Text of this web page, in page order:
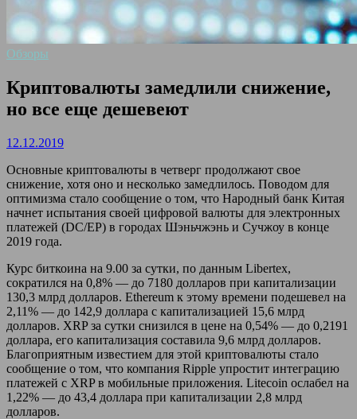
Обзоры
Криптовалюты замедлили снижение,
но все еще дешевеют
12.12.2019
Основные криптовалюты в четверг продолжают свое
снижение, хотя оно и несколько замедлилось. Поводом для
оптимизма стало сообщение о том, что Народный банк Китая
начнет испытания своей цифровой валюты для электронных
платежей (DC/EP) в городах Шэньчжэнь и Сучжоу в конце
2019 года.
Курс биткоина на 9.00 за сутки, по данным Libertex,
сократился на 0,8% — до 7180 долларов при капитализации
130,3 млрд долларов. Ethereum к этому времени подешевел на
2,11% — до 142,9 доллара с капитализацией 15,6 млрд
долларов. XRP за сутки снизился в цене на 0,54% — до 0,2191
доллара, его капитализация составила 9,6 млрд долларов.
Благоприятным известием для этой криптовалюты стало
сообщение о том, что компания Ripple упростит интеграцию
платежей с XRP в мобильные приложения. Litecoin ослабел на
1,22% — до 43,4 доллара при капитализации 2,8 млрд
долларов.